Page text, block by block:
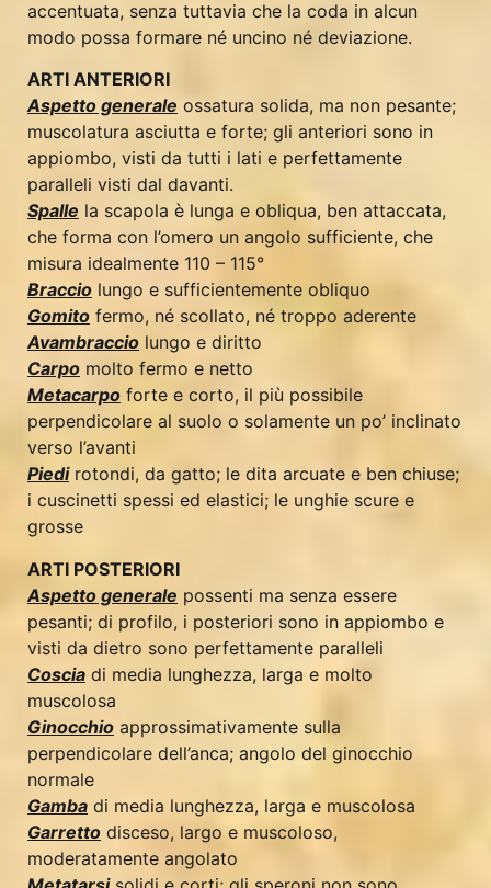
accentuata, senza tuttavia che la coda in alcun
modo possa formare né uncino né deviazione.
ARTI ANTERIORI
Aspetto generale ossatura solida, ma non pesante;
muscolatura asciutta e forte; gli anteriori sono in
appiombo, visti da tutti i lati e perfettamente
paralleli visti dal davanti.
Spalle la scapola è lunga e obliqua, ben attaccata,
che forma con l’omero un angolo sufficiente, che
misura idealmente 110 – 115°
Braccio lungo e sufficientemente obliquo
Gomito fermo, né scollato, né troppo aderente
Avambraccio lungo e diritto
Carpo molto fermo e netto
Metacarpo forte e corto, il più possibile
perpendicolare al suolo o solamente un po’ inclinato
verso l’avanti
Piedirotondi, da gatto; le dita arcuate e ben chiuse;
i cuscinetti spessi ed elastici; le unghie scure e
grosse
ARTI POSTERIORI
Aspetto generale possenti ma senza essere
pesanti; di profilo, i posteriori sono in appiombo e
visti da dietro sono perfettamente paralleli
Coscia di media lunghezza, larga e molto
muscolosa
Ginocchio approssimativamente sulla
perpendicolare dell’anca; angolo del ginocchio
normale
Gamba di media lunghezza, larga e muscolosa
Garretto disceso, largo e muscoloso,
moderatamente angolato